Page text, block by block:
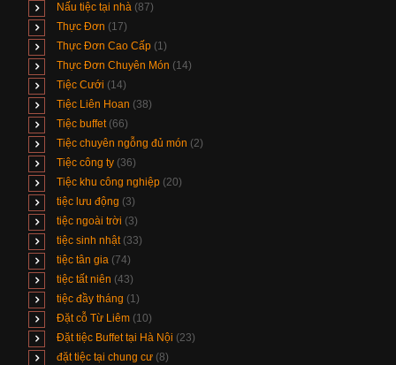
Nấu tiệc tại nhà (87)
Thực Đơn (17)
Thực Đơn Cao Cấp (1)
Thực Đơn Chuyên Món (14)
Tiệc Cưới (14)
Tiệc Liên Hoan (38)
Tiệc buffet (66)
Tiệc chuyên ngỗng đủ món (2)
Tiệc công ty (36)
Tiệc khu công nghiệp (20)
tiệc lưu động (3)
tiệc ngoài trời (3)
tiệc sinh nhật (33)
tiệc tân gia (74)
tiệc tất niên (43)
tiệc đầy tháng (1)
Đặt cỗ Từ Liêm (10)
Đặt tiệc Buffet tại Hà Nội (23)
đặt tiệc tại chung cư (8)